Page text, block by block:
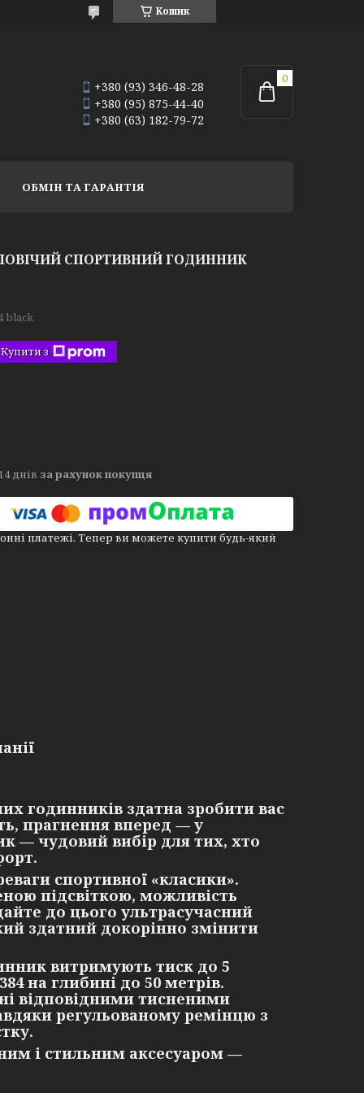
Кошик
+380 (93) 346-48-28
+380 (95) 875-44-40
+380 (63) 182-79-72
ОБМІН ТА ГАРАНТІЯ
СПОРТИВНИЙ ГОДИННИК
black
Купити з
днів за рахунок покупця
платежі. Тепер ви можете купити будь-який
годинників здатна зробити вас
прагнення вперед — у
— чудовий вибір для тих, хто
спортивної «класики».
підсвіткою, можливість
до цього ультрасучасний
здатний докорінно змінити
витримують тиск до 5
на глибині до 50 метрів.
відповідними тисненими
регульованому ремінцю з
і стильним аксесуаром —